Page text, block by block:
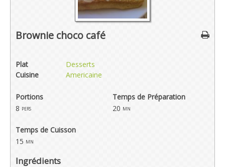
Brownie choco café
Plat
Desserts
Cuisine
Americaine
Portions
Temps de Préparation
8 pers 20 mn
Temps de Cuisson
15 mn
Ingrédients